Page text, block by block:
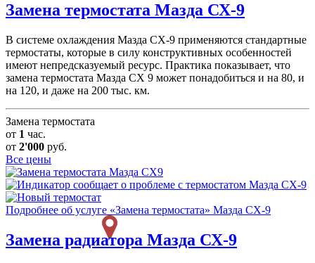
Замена термостата Мазда СХ-9
В системе охлаждения Мазда СХ-9 применяются стандартные
термостаты, которые в силу конструктивных особенностей
имеют непредсказуемый ресурс. Практика показывает, что
замена термостата Мазда СХ 9 может понадобиться и на 80, и
на 120, и даже на 200 тыс. км.
Замена термостата
от 1 час.
от 2'000 руб.
Все цены
Подробнее об услуге «Замена термостата» Мазда СХ-9
Замена радиатора Мазда СХ-9